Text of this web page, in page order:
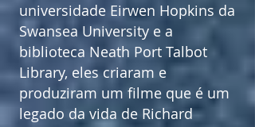
universidade Eirwen Hopkins da
Swansea University e a
biblioteca Neath Port Talbot
Library, eles criaram e
produziram um filme que é um
legado da vida de Richard